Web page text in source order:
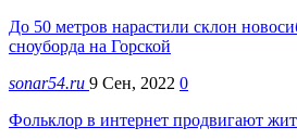
До 50 метров нарастили склон
сноуборда на Горской
sonar54.ru 9 Сен, 2022 0
Фольклор в интернет продвигают